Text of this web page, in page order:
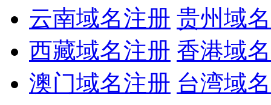
云南域名注册 贵州域
西藏域名注册 香港域
澳门域名注册 台湾域